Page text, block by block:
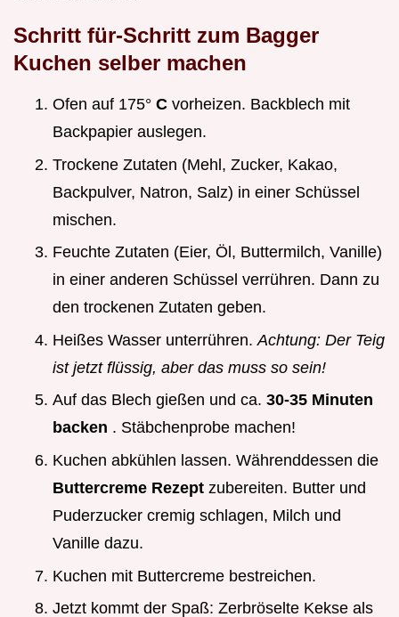
Schritt für-Schritt zum Bagger
Kuchen selber machen
Ofen auf 175° C vorheizen. Backblech mit
Backpapier auslegen.
Trockene Zutaten (Mehl, Zucker, Kakao,
Backpulver, Natron, Salz) in einer Schüssel
mischen.
Feuchte Zutaten (Eier, Öl, Buttermilch, Vanille)
in einer anderen Schüssel verrühren. Dann zu
den trockenen Zutaten geben.
Heißes Wasser unterrühren. Achtung: Der Teig
ist jetzt flüssig, aber das muss so sein!
Auf das Blech gießen und ca. 30-35 Minuten
backen . Stäbchenprobe machen!
Kuchen abkühlen lassen. Währenddessen die
Buttercreme Rezept zubereiten. Butter und
Puderzucker cremig schlagen, Milch und
Vanille dazu.
Kuchen mit Buttercreme bestreichen.
Jetzt kommt der Spaß: Zerbröselte Kekse als